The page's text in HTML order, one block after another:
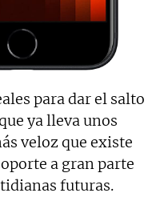
para dar el salto
ya lleva unos
veloz que existe
a gran parte
futuras.